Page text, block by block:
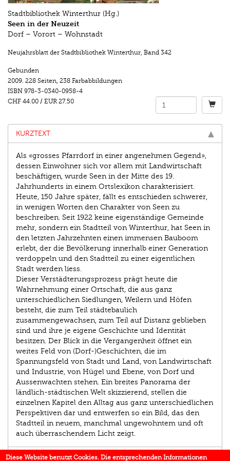
Stadtbibliothek Winterthur (Hg.)
Seen in der Neuzeit
Dorf – Vorort – Wohnstadt
Neujahrsblatt der Stadtbibliothek Winterthur, Band 342
Gebunden
2009. 228 Seiten, 238 Farbabbildungen
ISBN 978-3-0340-0958-4
CHF 44.00 / EUR 27.50
KURZTEXT
Als «grosses Pfarrdorf in einer angenehmen Gegend»,
dessen Einwohner sich vor allem mit Landwirtschaft
beschäftigen, wurde Seen in der Mitte des 19.
Jahrhunderts in einem Ortslexikon charakterisiert.
Heute, 150 Jahre später, fällt es entschieden schwerer,
in wenigen Worten den Charakter von Seen zu
beschreiben. Seit 1922 keine eigenständige Gemeinde
mehr, sondern ein Stadtteil von Winterthur, hat Seen in
den letzten Jahrzehnten einen immensen Bauboom
erlebt, der die Bevölkerung innerhalb einer Generation
verdoppeln und den Stadtteil zu einer eigentlichen
Stadt werden liess.
Dieser Verstädterungsprozess prägt heute die
Wahrnehmung einer Ortschaft, die aus ganz
unterschiedlichen Siedlungen, Weilern und Höfen
besteht, die zum Teil städtebaulich
zusammengewachsen, zum Teil auf Distanz geblieben
sind und ihre je eigene Geschichte und Identität
besitzen. Der Blick in die Vergangenheit öffnet ein
weites Feld von (Dorf-)Geschichten, die im
Spannungsfeld von Stadt und Land, von Landwirtschaft
und Industrie, von Hügel und Ebene, von Dorf und
Aussenwachten stehen. Ein breites Panorama der
ländlich-städtischen Welt skizzierend, stellen die
einzelnen Kapitel den Alltag aus ganz unterschiedlichen
Perspektiven dar und entwerfen so ein Bild, das den
Stadtteil in neuem, manchmal ungewohntem und oft
auch überraschendem Licht zeigt.
EINBLICK
Diese Website benutzt Cookies. Die entsprechenden Informationen